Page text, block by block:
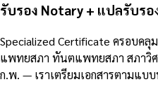
รับรอง Notary + แปลรับรอ
Specialized Certificate ครอบคลุ
แพทยสภา ทันตแพทยสภา สภาวิศ
ก.พ. — เราเตรียมเอกสารตามแบ